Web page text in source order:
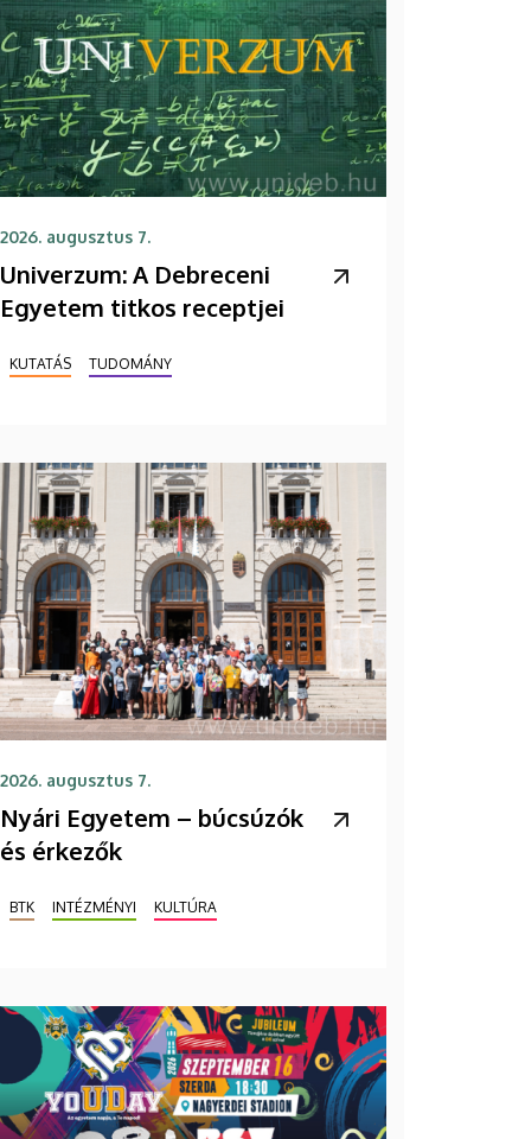
2026. augusztus 7.
Univerzum: A Debreceni
Egyetem titkos receptjei
KUTATÁS TUDOMÁNY
2026. augusztus 7.
Nyári Egyetem – búcsúzók
és érkezők
BTK INTÉZMÉNYI KULTÚRA